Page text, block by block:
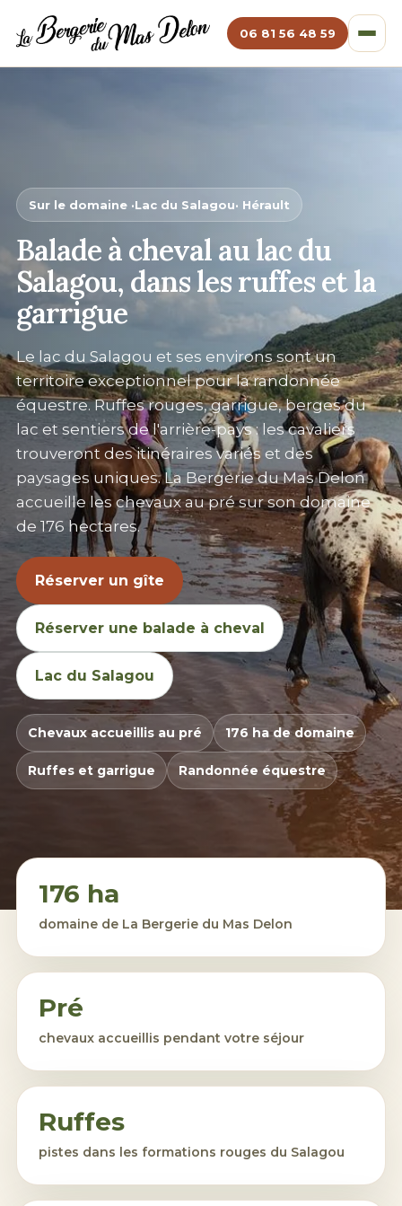
06 81 56 48 59
Sur le domaine ·Lac du Salagou· Hérault
Balade à cheval aulac du
Salagou, dans les ruffes et la
garrigue
Le lac du Salagou et ses environs sont un
territoire exceptionnel pour la randonnée
équestre. Ruffes rouges, garrigue, berges du
lac et sentiers de l'arrière-pays : les cavaliers
trouveront des itinéraires variés et des
paysages uniques. La Bergerie du Mas Delon
accueille les chevaux au pré sur son domaine
de 176 hectares.
Réserver un gîte
Réserver une balade à cheval
Lac du Salagou
Chevaux accueillis au pré 176 ha de domaine
Ruffes et garrigue Randonnée équestre
176 ha
domaine de La Bergerie du Mas Delon
Pré
chevaux accueillis pendant votre séjour
Ruffes
pistes dans les formations rouges du Salagou